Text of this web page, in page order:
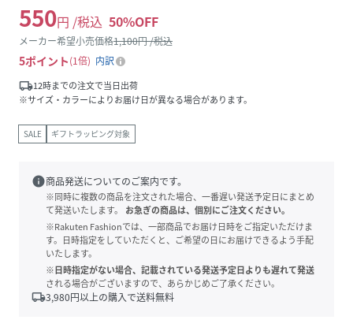
550円 /税込 50%OFF
メーカー希望小売価格1,100円 /税込
5ポイント 1倍
内訳
local_shipping12時までの注文で当日出荷
※サイズ・カラーによりお届け日が異なる場合があります。
SALE ギフトラッピング対象
info商品発送についてのご案内です。
※同時に複数の商品を注文された場合、一番遅い発送予定日にまとめ
て発送いたします。
お急ぎの商品は、個別にご注文ください。
※Rakuten Fashionでは、一部商品でお届け日時をご指定いただけま
す。日時指定をしていただくと、ご希望の日にお届けできるよう手配
いたします。
※日時指定がない場合、記載されている発送予定日よりも遅れて発送
される場合がございますので、あらかじめご了承ください。
local_shipping3,980円以上の購入で送料無料